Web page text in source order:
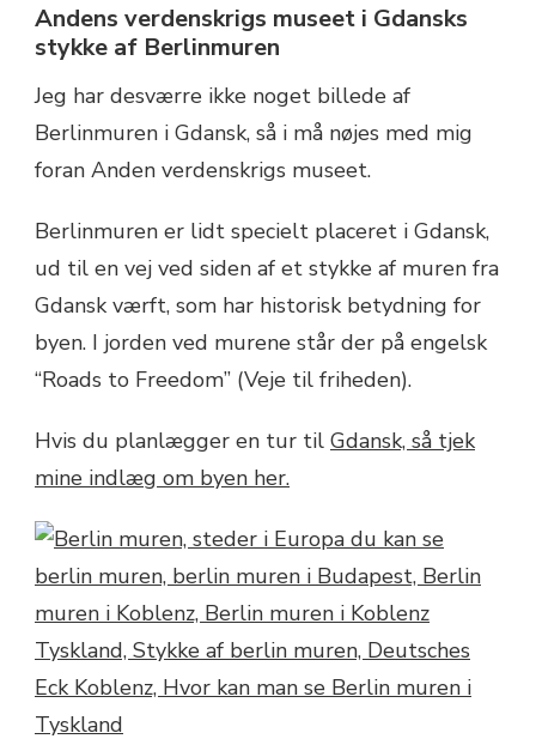
Andens verdenskrigs museet i Gdansks
stykke af Berlinmuren
Jeg har desværre ikke noget billede af
Berlinmuren i Gdansk, så i må nøjes med mig
foran Anden verdenskrigs museet.
Berlinmuren er lidt specielt placeret i Gdansk,
ud til en vej ved siden af et stykke af muren fra
Gdansk værft, som har historisk betydning for
byen. I jorden ved murene står der på engelsk
“Roads to Freedom” (Veje til friheden).
Hvis du planlægger en tur til Gdansk, så tjek
mine indlæg om byen her.